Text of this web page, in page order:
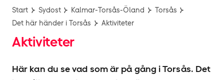
Start Sydost Kalmar-Torsås-Öland
Torsås
Det här händer i Torsås
Aktiviteter
Aktiviteter
Här kan du se vad som är på gång i Torsås. Det